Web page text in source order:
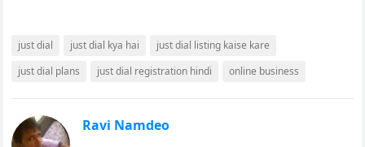
just dial just dial kya hai
just dial listing kaise kare
just dial plans
just dial registration hindi online business
Ravi Namdeo